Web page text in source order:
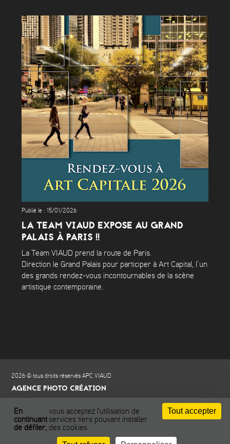
Publié le : 15/01/2026
LA TEAM VIAUD EXPOSE AU GRAND
PALAIS À PARIS !!
La Team VIAUD prend la route de Paris.
Direction le Grand Palais pour participer à Art Capital, l’un
des grands rendez-vous incontournables de la scène
artistique contemporaine.
2026 © tous droits réservés APC VIAUD
AGENCE PHOTO CRÉATION
Gestion des cookies
En
continuant
de défiler,
vous acceptez l'utilisation de
services tiers pouvant installer
des cookies
Tout accepter